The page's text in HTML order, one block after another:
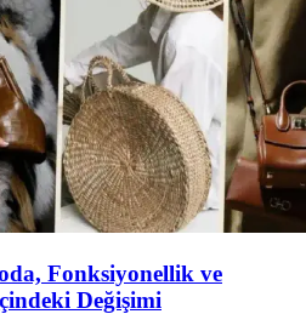
Fonksiyonellik ve
Değişimi